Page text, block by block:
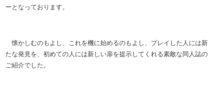
ーとなっております。
懐かしむのもよし、これを機に始めるのもよし、プレイした人には新
たな発見を、初めての人には新しい扉を提示してくれる素敵な同人誌の
ご紹介でした。